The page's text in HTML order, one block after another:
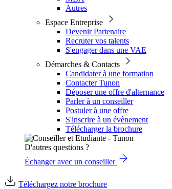
Autres
Espace Entreprise
Devenir Partenaire
Recruter vos talents
S'engager dans une VAE
Démarches & Contacts
Candidater à une formation
Contacter Tunon
Déposer une offre d'alternance
Parler à un conseiller
Postuler à une offre
S'inscrire à un évènement
Télécharger la brochure
D'autres questions ?
Échanger avec un conseiller
Téléchargez notre brochure